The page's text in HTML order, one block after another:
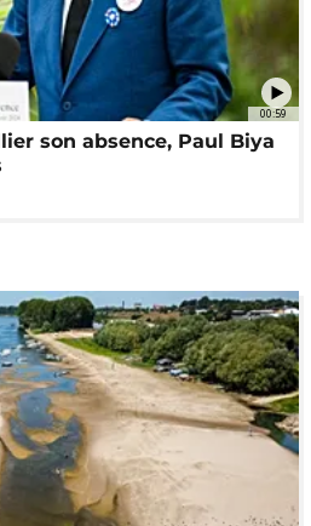
00:59
son absence, Paul Biya